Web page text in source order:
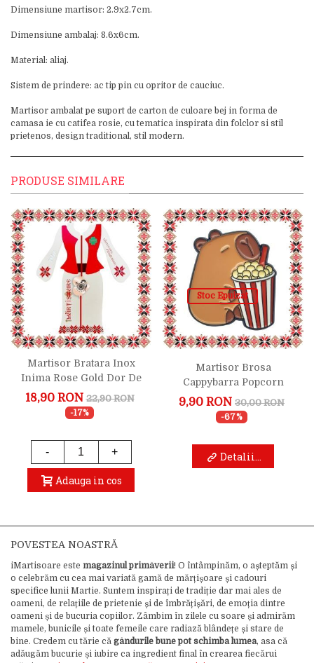
Dimensiune martisor: 2.9x2.7cm.
Dimensiune ambalaj: 8.6x6cm.
Material: aliaj.
Sistem de prindere: ac tip pin cu opritor de cauciuc.
Martisor ambalat pe suport de carton de culoare bej in forma de
camasa ie cu catifea rosie, cu tematica inspirata din folclor si stil
prietenos, design traditional, stil modern.
PRODUSE SIMILARE
Martisor Bratara Inox
Inima Rose Gold Dor De
Duca
18,90 RON 22,90 RON
-17%
- +
Adauga in cos
Stoc Epuizat
Martisor Brosa
Cappybarra Popcorn
9,90 RON 30,00 RON
-67%
Detalii...
POVESTEA NOASTRĂ
iMartisoare este magazinul primăverii! O întâmpinăm, o așteptăm și
o celebrăm cu cea mai variată gamă de mărțișoare și cadouri
specifice lunii Martie. Suntem inspirați de tradiție dar mai ales de
oameni, de relațiile de prietenie și de îmbrățișări, de emoția dintre
oameni și de bucuria copiilor. Zâmbim în zilele cu soare și admirăm
mamele, bunicile și toate femeile care radiază blândețe și stare de
bine. Credem cu tărie că gândurile bune pot schimba lumea, asa că
adăugăm bucurie și iubire ca ingredient final în crearea fiecărui